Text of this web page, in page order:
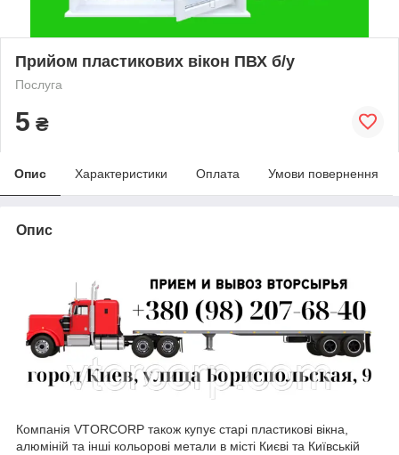
Прийом пластикових вікон ПВХ б/у
Послуга
5 ₴
Опис Характеристики Оплата Умови повернення
Опис
Компанія VTORCORP також купує старі пластикові вікна,
алюміній та інші кольорові метали в місті Києві та Київській